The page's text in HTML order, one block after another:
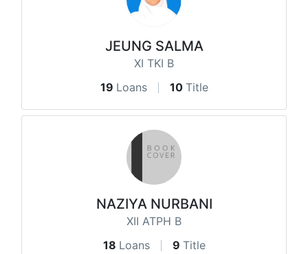
JEUNG SALMA
XI TKI B
19 Loans 10 Title
NAZIYA NURBANI
XII ATPH B
18 Loans 9 Title